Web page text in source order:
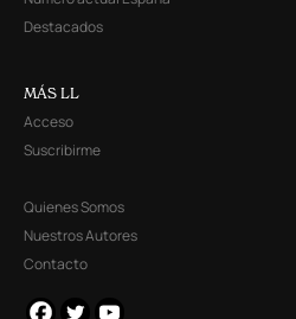
Destacados
MÁS LL
Acceso
Suscribirme
Quienes Somos
Nuestros Autores
Contacto